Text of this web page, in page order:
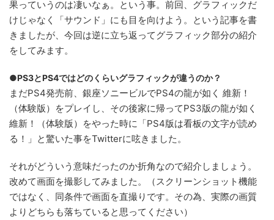
果っていうのは凄いなぁ。という事。前回、グラフィックだ
けじゃなく「サウンド」にも目を向けよう。という記事を書
きましたが、今回は逆に立ち返ってグラフィック部分の紹介
をしてみます。
●PS3とPS4ではどのくらいグラフィックが違うのか？
まだPS4発売前、銀座ソニービルでPS4の龍が如く 維新！
（体験版）をプレイし、その後家に帰ってPS3版の龍が如く
維新！（体験版）をやった時に「PS4版は看板の文字が読め
る！」と驚いた事をTwitterに呟きました。
それがどういう意味だったのか折角なので紹介しましょう。
改めて画面を撮影してみました。（スクリーンショット機能
ではなく、同条件で画面を直撮りです。その為、実際の画質
よりどちらも落ちていると思ってください）